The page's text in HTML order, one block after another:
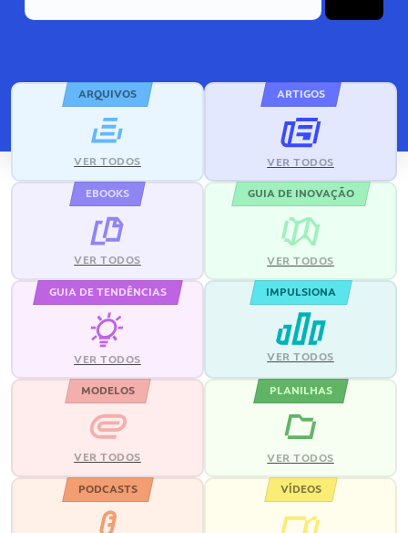
ARQUIVOS
VER TODOS
ARTIGOS
VER TODOS
EBOOKS
VER TODOS
GUIA DE INOVAÇÃO
VER TODOS
GUIA DE TENDÊNCIAS
VER TODOS
IMPULSIONA
VER TODOS
MODELOS
VER TODOS
PLANILHAS
VER TODOS
PODCASTS VÍDEOS